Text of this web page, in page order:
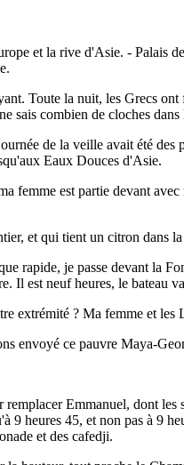
et la rive d'Asie. - Palais
Toute la nuit, les Grecs
sais combien de cloches
de la veille avait été
Eaux Douces d'Asie.
femme est partie devant
et qui tient un citron dans
rapide, je passe devant la
est neuf heures, le bateau
extrémité ? Ma femme et
envoyé ce pauvre Maya-
Emmanuel, dont
9 heures 45, et non pas à 9
et des cafedji.